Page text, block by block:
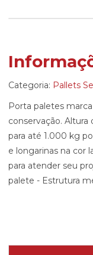
Categoria: Pallets
Porta paletes
conservação. Altura
para até 1.000 kg
e longarinas na cor
para atender seu
palete - Estrutura